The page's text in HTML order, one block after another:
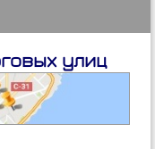
улиц